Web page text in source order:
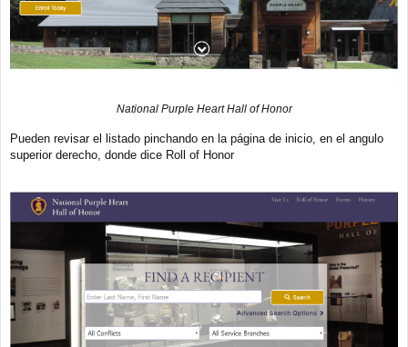
National Purple Heart Hall of Honor
Pueden revisar el listado pinchando en la página de inicio, en el angulo
superior derecho, donde dice Roll of Honor